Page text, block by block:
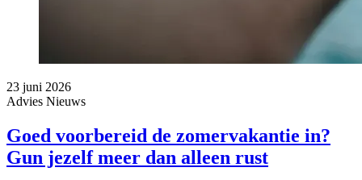
23 juni 2026
Advies Nieuws
Goed voorbereid de zomervakantie in?
Gun jezelf meer dan alleen rust